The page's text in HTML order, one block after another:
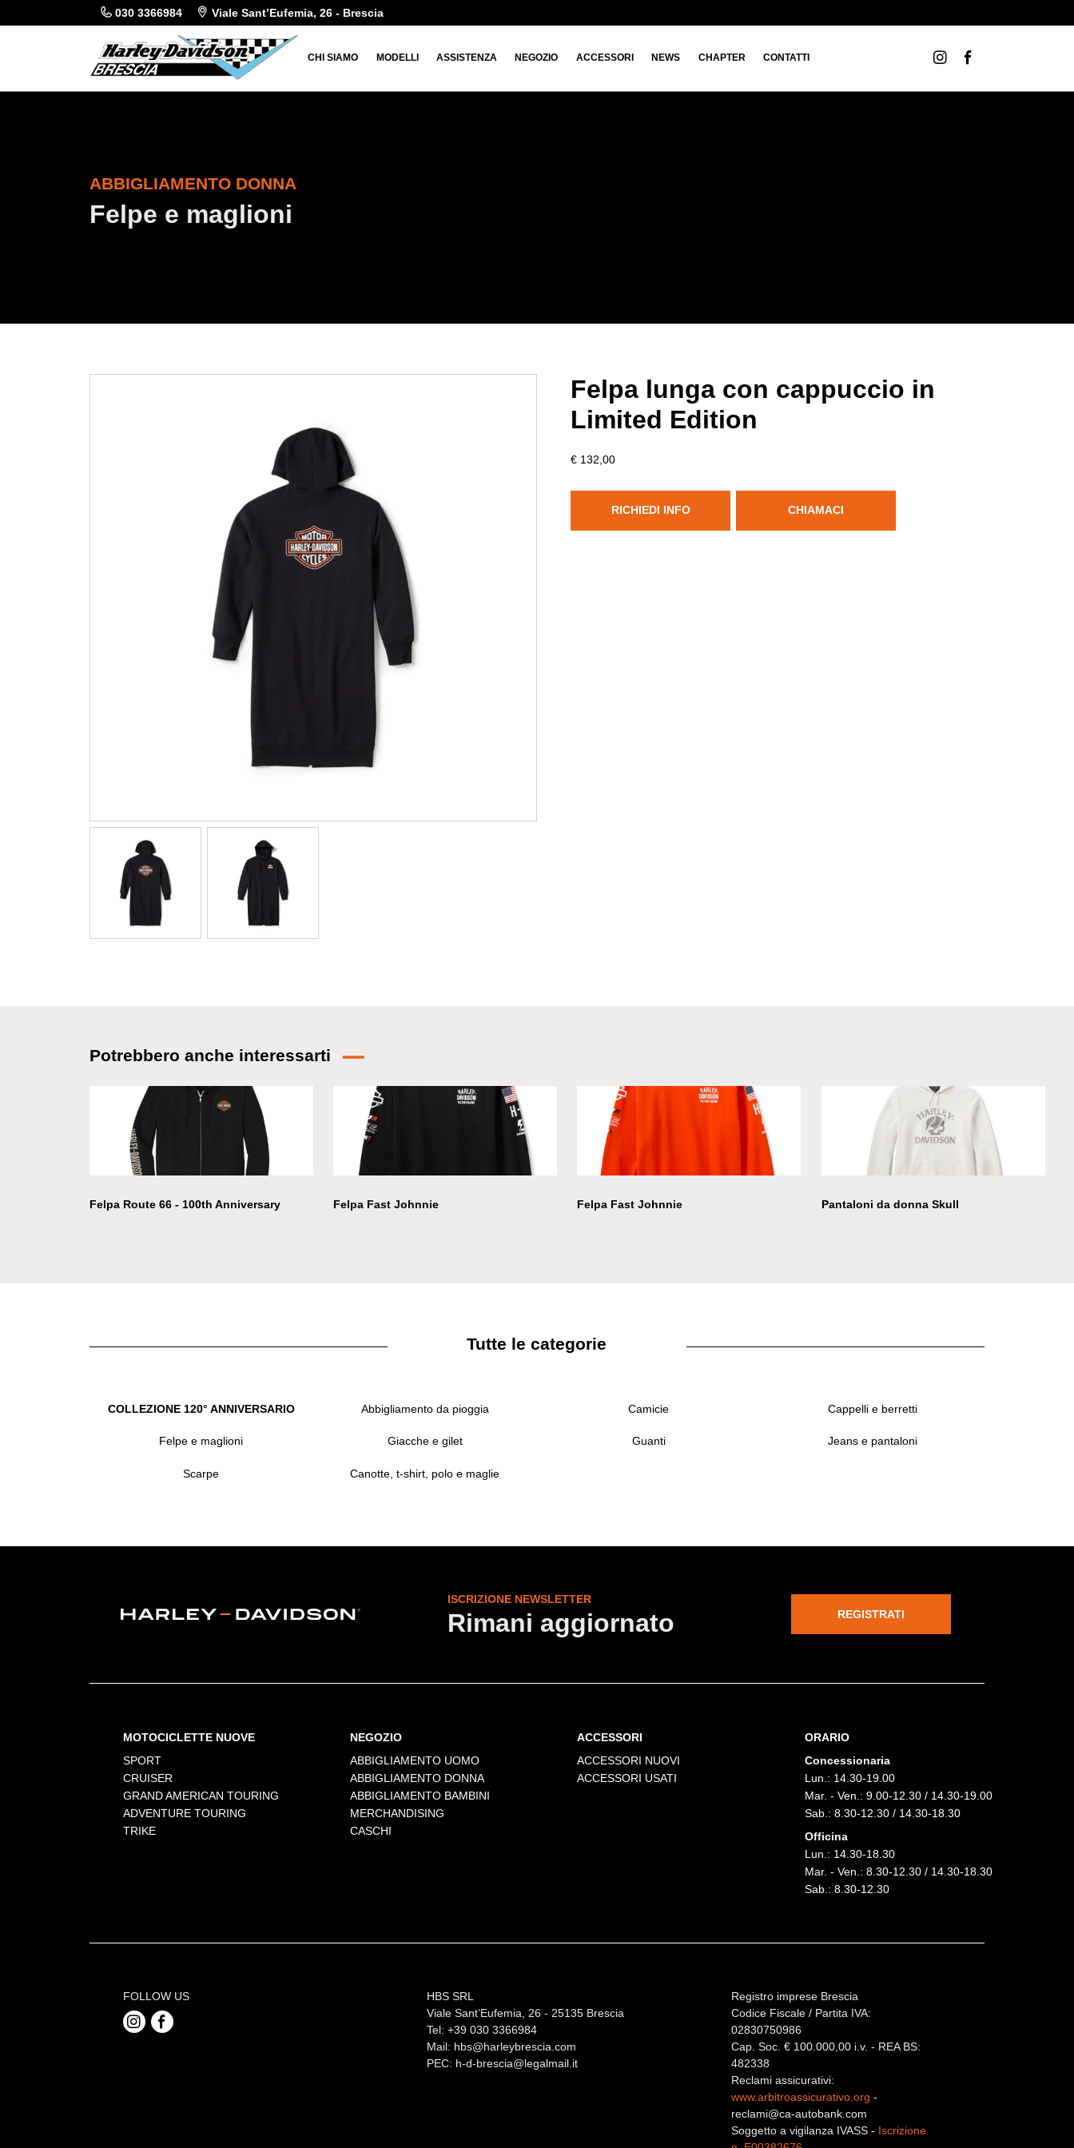
030 3366984 Viale Sant’Eufemia, 26 - Brescia
CHI SIAMO MODELLI ASSISTENZA NEGOZIO ACCESSORI NEWS CHAPTER CONTATTI
ABBIGLIAMENTO DONNA
Felpe e maglioni
Felpa lunga con cappuccio in
Limited Edition
€ 132,00
RICHIEDI INFO CHIAMACI
Potrebbero anche interessarti
Felpa Route 66 - 100th Anniversary Felpa Fast Johnnie Felpa Fast Johnnie Pantaloni da donna Skull
Tutte le categorie
COLLEZIONE 120° ANNIVERSARIO Abbigliamento da pioggia Camicie Cappelli e berretti
Felpe e maglioni Giacche e gilet Guanti Jeans e pantaloni
Scarpe Canotte, t-shirt, polo e maglie
ISCRIZIONE NEWSLETTER
Rimani aggiornato REGISTRATI
MOTOCICLETTE NUOVE
SPORT
CRUISER
GRAND AMERICAN TOURING
ADVENTURE TOURING
TRIKE
NEGOZIO
ABBIGLIAMENTO UOMO
ABBIGLIAMENTO DONNA
ABBIGLIAMENTO BAMBINI
MERCHANDISING
CASCHI
ACCESSORI
ACCESSORI NUOVI
ACCESSORI USATI
ORARIO
Concessionaria
Lun.: 14.30-19.00
Mar. - Ven.: 9.00-12.30 / 14.30-19.00
Sab.: 8.30-12.30 / 14.30-18.30
Officina
Lun.: 14.30-18.30
Mar. - Ven.: 8.30-12.30 / 14.30-18.30
Sab.: 8.30-12.30
FOLLOW US
HBS SRL
Viale Sant’Eufemia, 26 - 25135 Brescia
Tel: +39 030 3366984
Mail: hbs@harleybrescia.com
PEC: h-d-brescia@legalmail.it
Registro imprese Brescia
Codice Fiscale / Partita IVA:
02830750986
Cap. Soc. € 100.000,00 i.v. - REA BS:
482338
Reclami assicurativi:
www.arbitroassicurativo.org -
reclami@ca-autobank.com
Soggetto a vigilanza IVASS - Iscrizione